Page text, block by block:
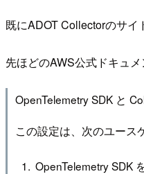
既にADOT Collectorのサイ
先ほどのAWS公式ドキュ
OpenTelemetry SDK と
この設定は、次のユース
OpenTelemetry SDK